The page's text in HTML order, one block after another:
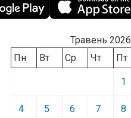
Травень 2026
Пн
Вт Ср Чт Пт
1
4 5 6 7 8